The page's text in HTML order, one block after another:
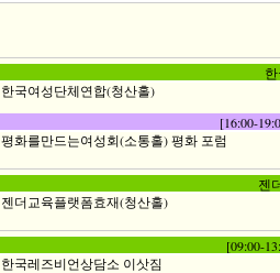
한국여성단체연합(청산홀)
[16:00-
평화를만드는여성회(소통홀) 평화 포럼
젠
젠더교육플랫폼효재(청산홀)
[09:00-
한국레즈비언상담소 이삿짐